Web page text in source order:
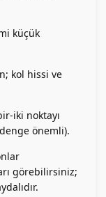
küçük
kol hissi ve
iki noktayı
önemli).
görebilirsiniz;